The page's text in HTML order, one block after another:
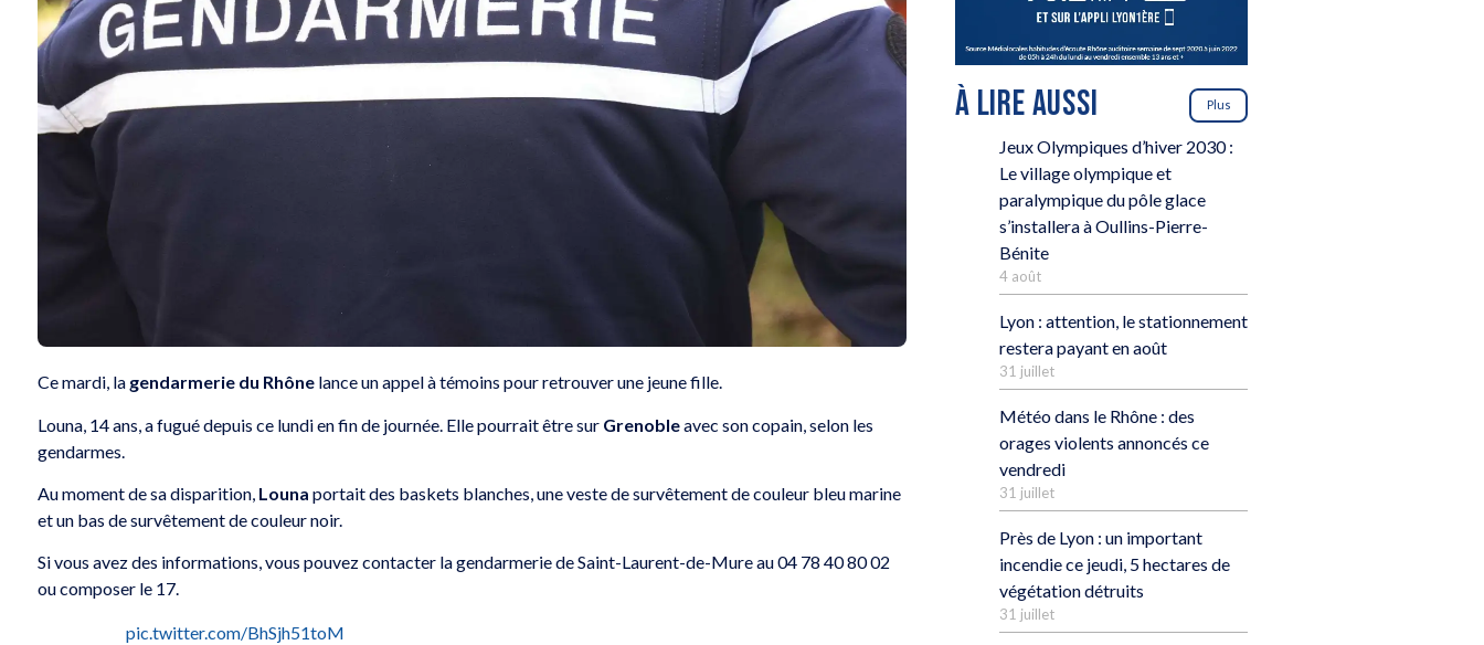
Ce mardi, la gendarmerie du Rhône lance un appel à témoins pour retrouver une jeune fille.
Louna, 14 ans, a fugué depuis ce lundi en fin de journée. Elle pourrait être sur Grenobleavec son copain, selon les
gendarmes.
Au moment de sa disparition, Louna portait des baskets blanches, une veste de survêtement de couleur bleu marine
et un bas de survêtement de couleur noir.
Si vous avez des informations, vous pouvez contacter la gendarmerie de Saint-Laurent-de-Mure au 04 78 40 80 02
ou composer le 17.
pic.twitter.com/BhSjh51toM
À LIRE AUSSI Plus
Jeux Olympiques d’hiver 2030 :
Le village olympique et
paralympique du pôle glace
s’installera à Oullins-Pierre-
Bénite
4 août
Lyon : attention, le stationnement
restera payant en août
31 juillet
Météo dans le Rhône : des
orages violents annoncés ce
vendredi
31 juillet
Près de Lyon : un important
incendie ce jeudi, 5 hectares de
végétation détruits
31 juillet